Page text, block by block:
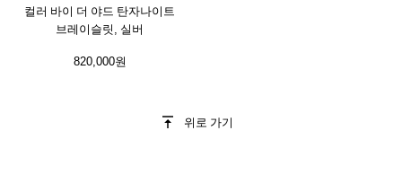
컬러 바이 더 야드 탄자나이트
브레이슬릿, 실버
820,000원
위로 가기